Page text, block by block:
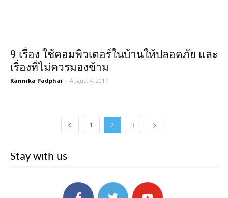
9 เรื่อง ใช้คอมพิวเตอร์ในบ้านให้ปลอดภัย และ
เรื่องที่ไม่ควรมองข้าม
Kannika Padphai - August 4, 2017
1 2 3
Stay with us